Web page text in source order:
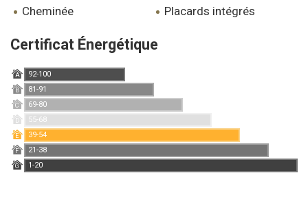
cheminée
placards intégrés
Certificat Énergétique
A 92-100
B 81-91
C 69-80
D 55-68
E 39-54
F 21-38
G 1-20